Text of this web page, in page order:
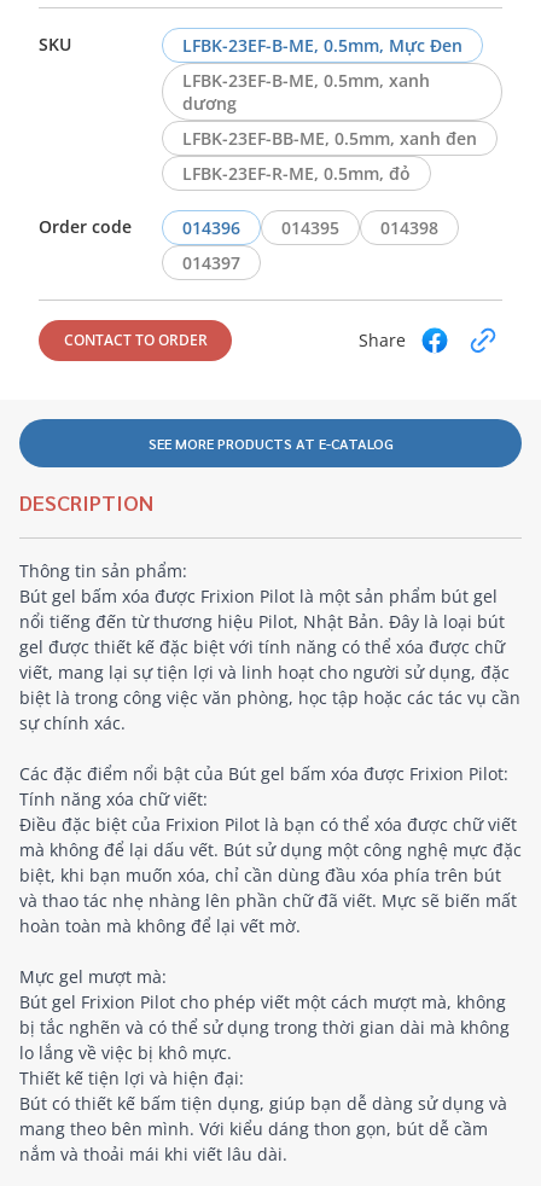
SKU
LFBK-23EF-B-ME, 0.5mm, Mực Đen
LFBK-23EF-B-ME, 0.5mm, xanh
dương
LFBK-23EF-BB-ME, 0.5mm, xanh đen
LFBK-23EF-R-ME, 0.5mm, đỏ
Order code 014396 014395
014398
014397
CONTACT TO ORDER Share
SEE MORE PRODUCTS AT E-CATALOG
DESCRIPTION
Thông tin sản phẩm:
Bút gel bấm xóa được Frixion Pilot là một sản phẩm bút gel
nổi tiếng đến từ thương hiệu Pilot, Nhật Bản. Đây là loại bút
gel được thiết kế đặc biệt với tính năng có thể xóa được chữ
viết, mang lại sự tiện lợi và linh hoạt cho người sử dụng, đặc
biệt là trong công việc văn phòng, học tập hoặc các tác vụ cần
sự chính xác.
Các đặc điểm nổi bật của Bút gel bấm xóa được Frixion Pilot:
Tính năng xóa chữ viết:
Điều đặc biệt của Frixion Pilot là bạn có thể xóa được chữ viết
mà không để lại dấu vết. Bút sử dụng một công nghệ mực đặc
biệt, khi bạn muốn xóa, chỉ cần dùng đầu xóa phía trên bút
và thao tác nhẹ nhàng lên phần chữ đã viết. Mực sẽ biến mất
hoàn toàn mà không để lại vết mờ.
Mực gel mượt mà:
Bút gel Frixion Pilot cho phép viết một cách mượt mà, không
bị tắc nghẽn và có thể sử dụng trong thời gian dài mà không
lo lắng về việc bị khô mực.
Thiết kế tiện lợi và hiện đại:
Bút có thiết kế bấm tiện dụng, giúp bạn dễ dàng sử dụng và
mang theo bên mình. Với kiểu dáng thon gọn, bút dễ cầm
nắm và thoải mái khi viết lâu dài.